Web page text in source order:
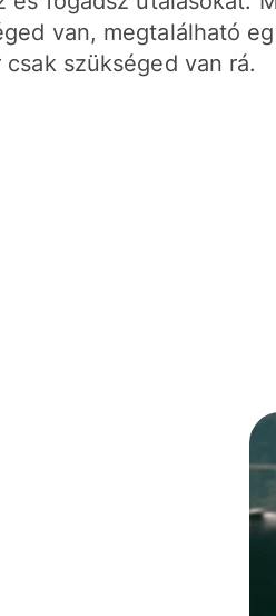
van, megtalálható
csak szükséged van rá.